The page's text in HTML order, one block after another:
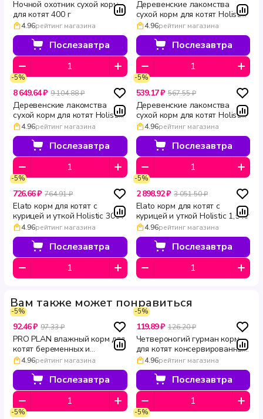
Ночной охотник сухой корм
для котят 400 г
4.96рейтинг магазина
Послезавтра
Деревенские лакомства
сухой корм для котят Holistic
Premier курица 2 кг
4.96рейтинг магазина
Послезавтра
-5%
8 649.64 ₽ 9 104.88 ₽
Деревенские лакомства
сухой корм для котят Holistic
Premier курица 10 кг
4.96рейтинг магазина
Послезавтра
-5%
539.17 ₽ 567.55 ₽
Деревенские лакомства
сухой корм для котят Holistic
Premier курица 400 г
4.96рейтинг магазина
Послезавтра
-5%
726.66 ₽ 764.91 ₽
Elato корм для котят с
курицей и уткой Holistic 300 г
4.96рейтинг магазина
Послезавтра
-5%
2 898.92 ₽ 3 051.50 ₽
Elato корм для котят с
курицей и уткой Holistic 1,5 кг
4.96рейтинг магазина
Послезавтра
Вам также может понравиться
-5%
92.46 ₽ 97.33 ₽
PRO PLAN влажный корм для
котят беременных и
кормящих кошек с курицей в
желе для здорового
развития HEALTHY START 85
г
4.96рейтинг магазина
Послезавтра
-5%
119.89 ₽ 126.20 ₽
Четвероногий гурман корм
для котят консервированный
Перепелка 100 г
4.96рейтинг магазина
Послезавтра
-5% -5%